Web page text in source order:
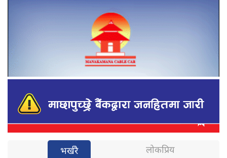
भर्खरै लोकप्रिय